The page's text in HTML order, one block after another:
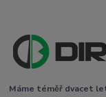
Máme téměř dvacet